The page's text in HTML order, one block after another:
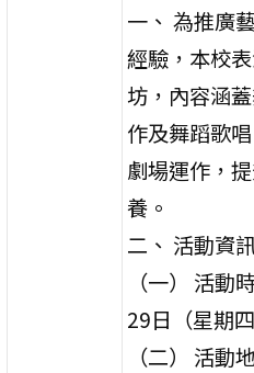
一、 為推廣
經驗，本校
坊，內容涵
作及舞蹈歌
劇場運作，
養。
二、 活動資
（一） 活動
29日（星期
（二） 活動